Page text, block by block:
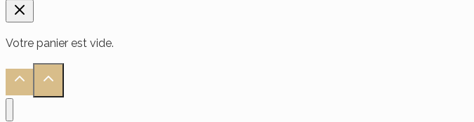
Votre panier est vide.